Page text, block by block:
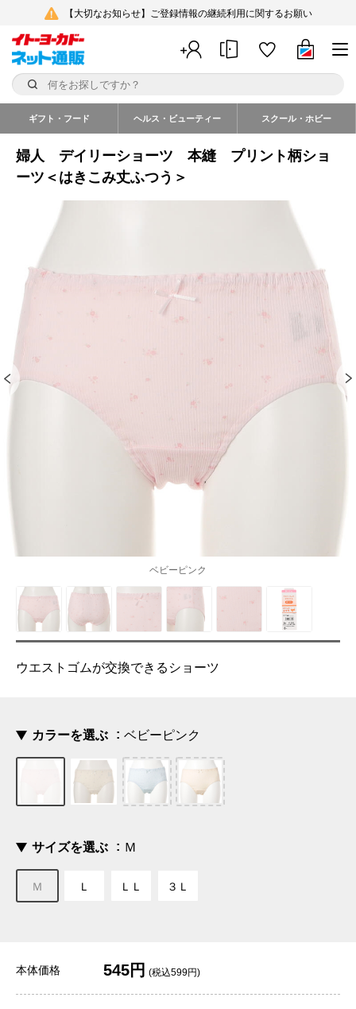
【大切なお知らせ】ご登録情報の継続利用に関するお願い
ギフト・フード ヘルス・ビューティー スクール・ホビー
婦人 デイリーショーツ 本縫 プリント柄ショ
ーツ＜はきこみ丈ふつう＞
ベビーピンク
ウエストゴムが交換できるショーツ
カラーを選ぶ ベビーピンク
サイズを選ぶ Ｍ
Ｍ Ｌ ＬＬ ３Ｌ
本体価格 545円 (税込599円)